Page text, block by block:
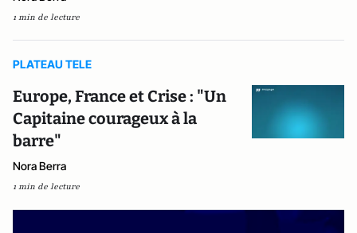
1 min de lecture
PLATEAU TELE
Europe, France et Crise : "Un
Capitaine courageux à la
barre"
Nora Berra
1 min de lecture